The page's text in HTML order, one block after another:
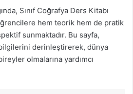
Sınıf Coğrafya Ders Kitabı
hem teorik hem de pratik
sunmaktadır. Bu sayfa,
derinleştirerek, dünya
olmalarına yardımcı